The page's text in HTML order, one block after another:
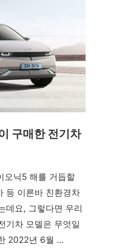
구매한 전기차
오닉5 해를 거듭할
등 이른바 친환경차
데요, 그렇다면 우리
기차 모델은 무엇일
2022년 6월 …